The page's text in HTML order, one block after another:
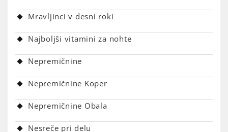
Mravljinci v desni roki
Najboljši vitamini za nohte
Nepremičnine
Nepremičnine Koper
Nepremičnine Obala
Nesreče pri delu